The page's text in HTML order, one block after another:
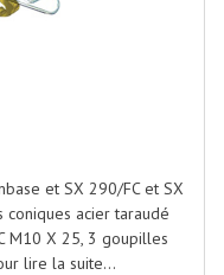
Enceinte
MP3
et SX 290/FC et SX
coniques acier taraudé
M10 X 25, 3 goupilles
lire la suite...